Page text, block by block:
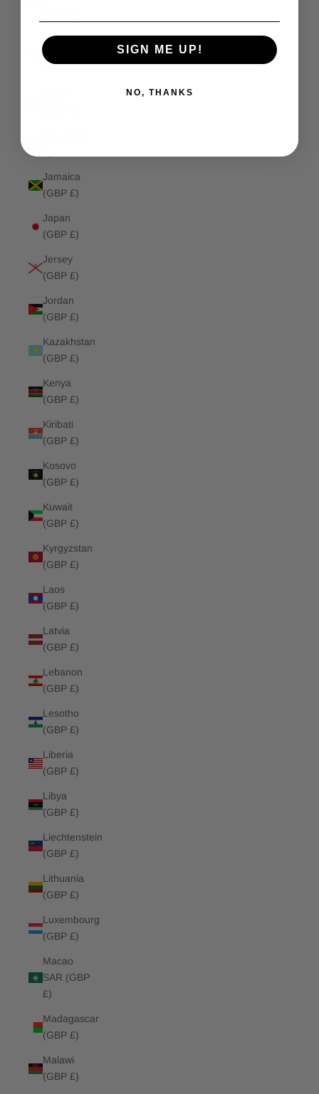
Isle of
Man (GBP
Jamaica
(GBP £)
Japan
(GBP £)
Jersey
(GBP £)
Jordan
(GBP £)
Kazakhstan
(GBP £)
Kenya
(GBP £)
Kiribati
(GBP £)
Kosovo
(GBP £)
Kuwait
(GBP £)
Kyrgyzstan
(GBP £)
Laos
(GBP £)
Latvia
(GBP £)
Lebanon
(GBP £)
Lesotho
(GBP £)
Liberia
(GBP £)
Libya
(GBP £)
Liechtenstein
(GBP £)
Lithuania
(GBP £)
Luxembourg
(GBP £)
Macao
SAR (GBP
£)
Madagascar
(GBP £)
Malawi
(GBP £)
SIGN ME UP!
NO, THANKS